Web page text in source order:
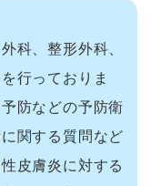
科、整形外科、
行っておりま
防などの予防衛
関する質問など
皮膚炎に対する